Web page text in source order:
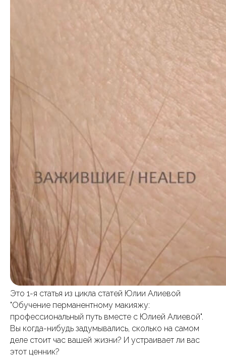
Это 1-я статья из цикла статей Юлии Алиевой
"Обучение перманентному макияжу:
профессиональный путь вместе с Юлией Алиевой".
Вы когда-нибудь задумывались, сколько на самом
деле стоит час вашей жизни? И устраивает ли вас
этот ценник?